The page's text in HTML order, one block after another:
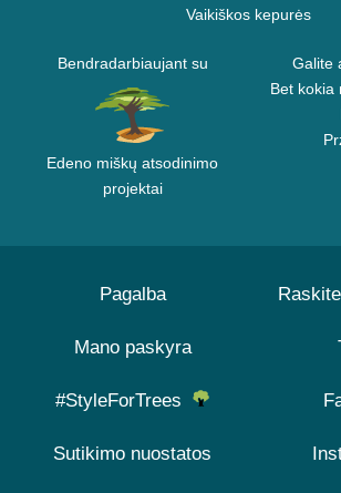
Vaikiškos kepurės
Bendradarbiaujant su
Edeno miškų atsodinimo
projektai
Galite
Bet kokia
Pagalba
Mano paskyra
#StyleForTrees
Sutikimo nuostatos